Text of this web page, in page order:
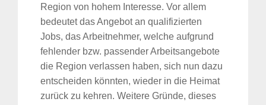
Region von hohem Interesse. Vor allem
bedeutet das Angebot an qualifizierten
Jobs, das Arbeitnehmer, welche aufgrund
fehlender bzw. passender Arbeitsangebote
die Region verlassen haben, sich nun dazu
entscheiden könnten, wieder in die Heimat
zurück zu kehren. Weitere Gründe, dieses